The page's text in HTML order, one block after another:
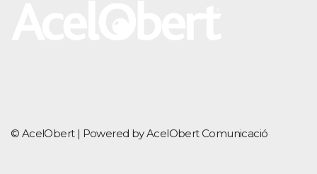
© AcelObert | Powered by AcelObert Comunicació